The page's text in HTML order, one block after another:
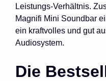
Leistungs-Verhältnis.
Magnifi Mini Soundbar
ein kraftvolles und gut
Audiosystem.
Die